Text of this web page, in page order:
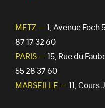
METZ — 1, Avenue Foch
87 17 32 60
PARIS — 15, Rue du
55 28 37 60
MARSEILLE — 11, Cours